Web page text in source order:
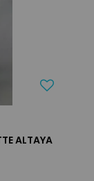
ALTAYA